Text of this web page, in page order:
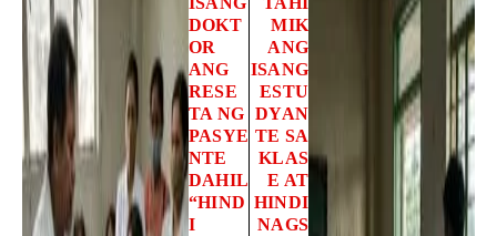
DOKT
OR
ANG
RESE
TA NG
PASYE
NTE
DAHIL
“HIND
I
MIK
ANG
ISANG
ESTU
DYAN
TE SA
KLAS
E AT
HINDI
NAGS